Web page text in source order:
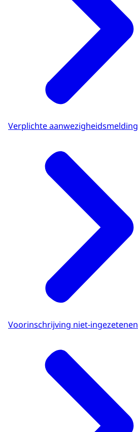
Verplichte aanwezigheidsmelding
Voorinschrijving niet-ingezetenen